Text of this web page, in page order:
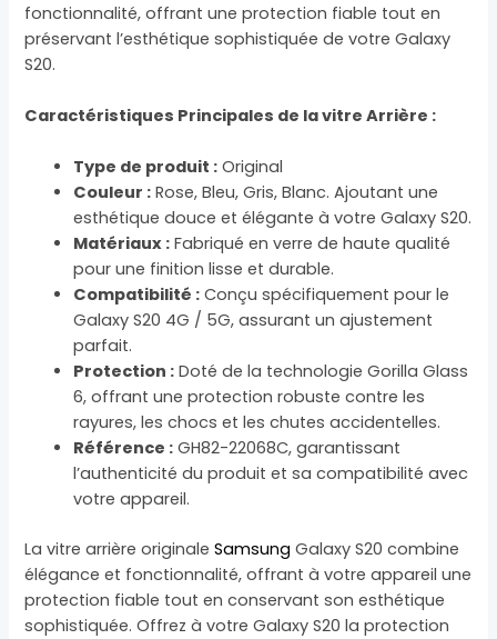
fonctionnalité, offrant une protection fiable tout en
préservant l’esthétique sophistiquée de votre Galaxy
S20.
Caractéristiques Principales de la vitreArrière :
Type de produit : Original
Couleur : Rose, Bleu, Gris, Blanc. Ajoutant une
esthétique douce et élégante à votre Galaxy S20.
Matériaux : Fabriqué en verre de haute qualité
pour une finition lisse et durable.
Compatibilité : Conçu spécifiquement pour le
Galaxy S20 4G / 5G, assurant un ajustement
parfait.
Protection : Doté de la technologie Gorilla Glass
6, offrant une protection robuste contre les
rayures, les chocs et les chutes accidentelles.
Référence : GH82-22068C, garantissant
l’authenticité du produit et sa compatibilité avec
votre appareil.
La vitre arrière originale Samsung Galaxy S20 combine
élégance et fonctionnalité, offrant à votre appareil une
protection fiable tout en conservant son esthétique
sophistiquée. Offrez à votre Galaxy S20 la protection